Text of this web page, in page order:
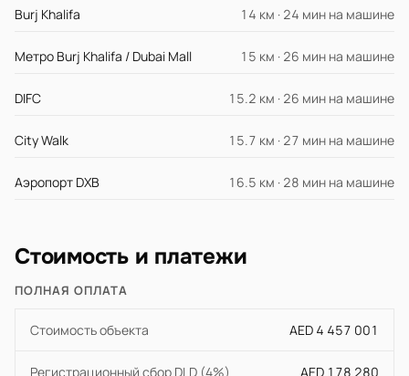
Burj Khalifa 14 км · 24 мин на машине
Метро Burj Khalifa / Dubai Mall 15 км · 26 мин на машине
DIFC 15.2 км · 26 мин на машине
City Walk 15.7 км · 27 мин на машине
Аэропорт DXB 16.5 км · 28 мин на машине
Стоимость и платежи
ПОЛНАЯ ОПЛАТА
Стоимость объекта AED 4 457 001
Регистрационный сбор DLD (4%) AED 178 280